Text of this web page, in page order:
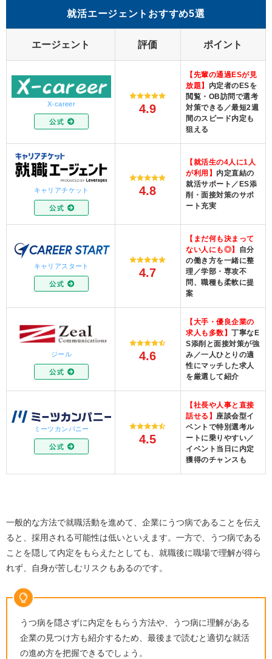
就活エージェントおすすめ5選
エージェント 評価 ポイント
X-career 4.9
【先輩の通過ESが見
放題】 内定者のESを
閲覧・OB訪問で選考
対策できる／最短2週
間のスピード内定も
狙える
キャリアチケット 4.8
【就活生の4人に1人
が利用】 内定直結の
就活サポート／ES添
削・面接対策のサポ
ート充実
キャリアスタート
4.7
【まだ何も決まって
ない人にも◎】 自分
の働き方を一緒に整
理／学部・専攻不
問、職種も柔軟に提
案
ジール 4.6
【大手・優良企業の
求人も多数】丁寧なE
S添削と面接対策が強
み／一人ひとりの適
性にマッチした求人
を厳選して紹介
ミーツカンパニー
4.5
【社長や人事と直接
話せる】 座談会型イ
ベントで特別選考ル
ートに乗りやすい／
イベント当日に内定
獲得のチャンスも
一般的な方法で就職活動を進めて、企業にうつ病であることを伝え
ると、採用される可能性は低いといえます。一方で、うつ病である
ことを隠して内定をもらえたとしても、就職後に職場で理解が得ら
れず、自身が苦しむリスクもあるのです。
うつ病を隠さずに内定をもらう方法や、うつ病に理解がある
企業の見つけ方も紹介するため、最後まで読むと適切な就活
の進め方を把握できるでしょう。